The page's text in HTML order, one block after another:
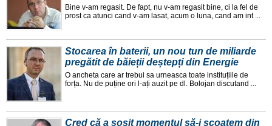
Bine v-am regasit. De fapt, nu v-am regasit bine, ci la fel de
prost ca atunci cand v-am lasat, acum o luna, cand am int ...
Stocarea în baterii, un nou tun de miliarde
pregătit de băieții deștepți din Energie
O ancheta care ar trebui sa urneasca toate instituțiile de
forța. Nu de puține ori l-ați auzit pe dl. Bolojan discutand ...
Cred că a sosit momentul să-i scoatem din